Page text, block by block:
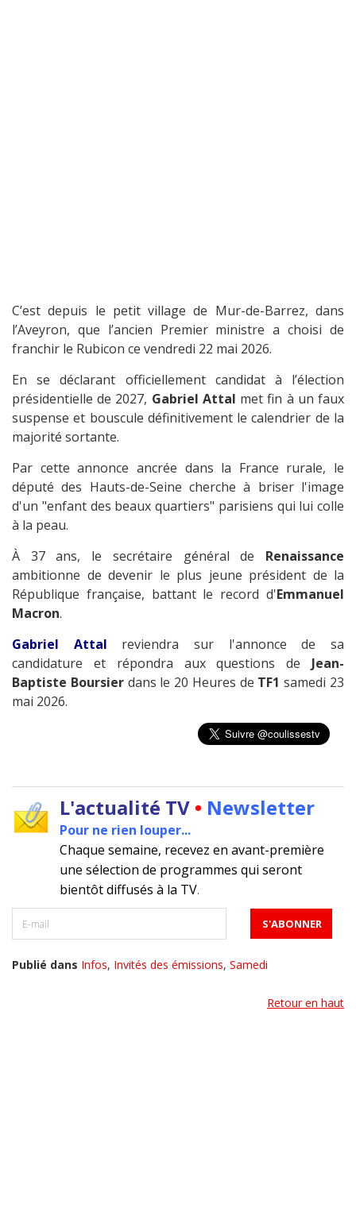
C’est depuis le petit village de Mur-de-Barrez, dans
l’Aveyron, que l’ancien Premier ministre a choisi de
franchir le Rubicon ce vendredi 22 mai 2026.
En se déclarant officiellement candidat à l’élection
présidentielle de 2027, Gabriel Attal met fin à un faux
suspense et bouscule définitivement le calendrier de la
majorité sortante.
Par cette annonce ancrée dans la France rurale, le
député des Hauts-de-Seine cherche à briser l'image
d'un "enfant des beaux quartiers" parisiens qui lui colle
à la peau.
À 37 ans, le secrétaire général de Renaissance
ambitionne de devenir le plus jeune président de la
République française, battant le record d'Emmanuel
Macron.
Gabriel Attal reviendra sur l'annonce de sa
candidature et répondra aux questions de Jean-
Baptiste Boursierdans le 20 Heures de TF1 samedi 23
mai 2026.
L'actualité TV • Newsletter
Pour ne rien louper...
Chaque semaine, recevez en avant-première
une sélection de programmes qui seront
bientôt diffusés à la TV.
Publié dans Infos, Invités des émissions, Samedi
Retour en haut